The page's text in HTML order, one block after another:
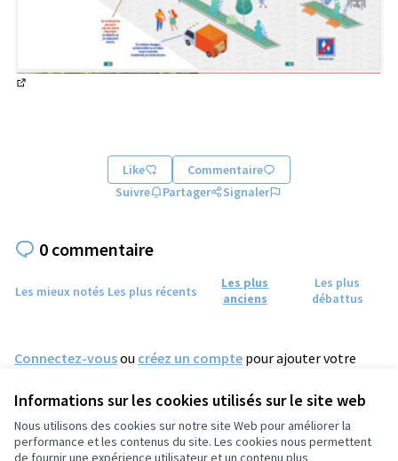
Informations sur les cookies utilisés sur le site web
Nous utilisons des cookies sur notre site Web pour améliorer la
performance et les contenus du site. Les cookies nous permettent
de fournir une expérience utilisateur et un contenu plus
Like
Commentaire
Suivre
Partager Signaler
0 commentaire
Les mieux notés Les plus récents
Les plus
anciens
Les plus
débattus
Connectez-vousou créez un compte pour ajouter votre
Conditions d'utilisation